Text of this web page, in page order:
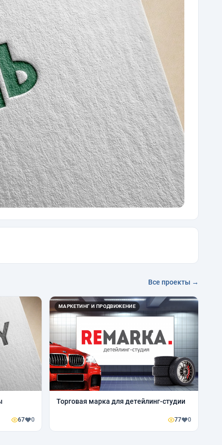
Все проекты →
67 0
МАРКЕТИНГ И ПРОДВИЖЕНИЕ
Торговая марка для детейлинг-студии
77 0